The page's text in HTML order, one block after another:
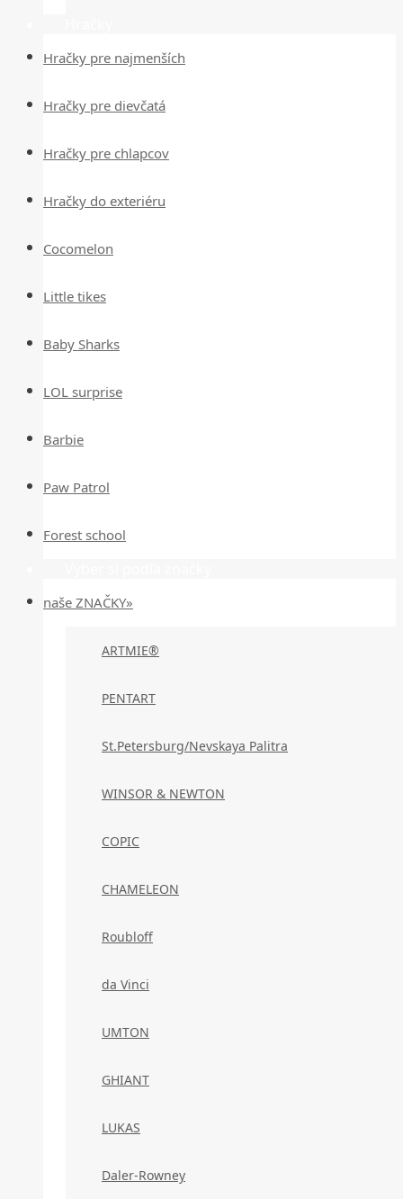
Hračky pre najmenších
Hračky pre dievčatá
Hračky pre chlapcov
Hračky do exteriéru
Cocomelon
Little tikes
Baby Sharks
LOL surprise
Barbie
Paw Patrol
Forest school
naše ZNAČKY»
ARTMIE®
PENTART
St.Petersburg/Nevskaya Palitra
WINSOR & NEWTON
COPIC
CHAMELEON
Roubloff
da Vinci
UMTON
GHIANT
LUKAS
Daler-Rowney